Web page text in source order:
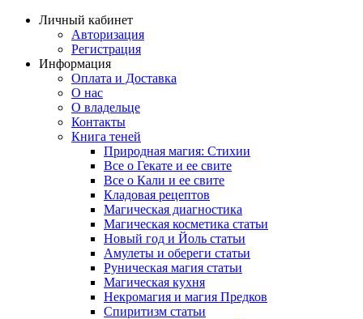
Личный кабинет
Авторизация
Регистрация
Информация
Оплата и Доставка
О нас
О владельце
Контакты
Книга теней
Природная магия: Стихии
Все о Гекате и ее свите
Все о Кали и ее свите
Кладовая рецептов
Магическая диагностика
Магическая косметика статьи
Новый год и Йоль статьи
Амулеты и обереги статьи
Руническая магия статьи
Магическая кухня
Некромагия и магия Предков
Спиритизм статьи